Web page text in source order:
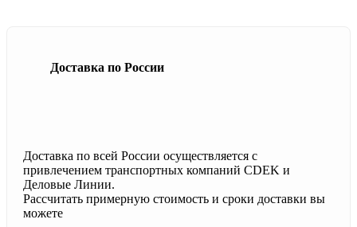
Доставка по России
Доставка по всей России осуществляется с
привлечением транспортных компаний CDEK и
Деловые Линии.
Рассчитать примерную стоимость и сроки доставки вы
можете